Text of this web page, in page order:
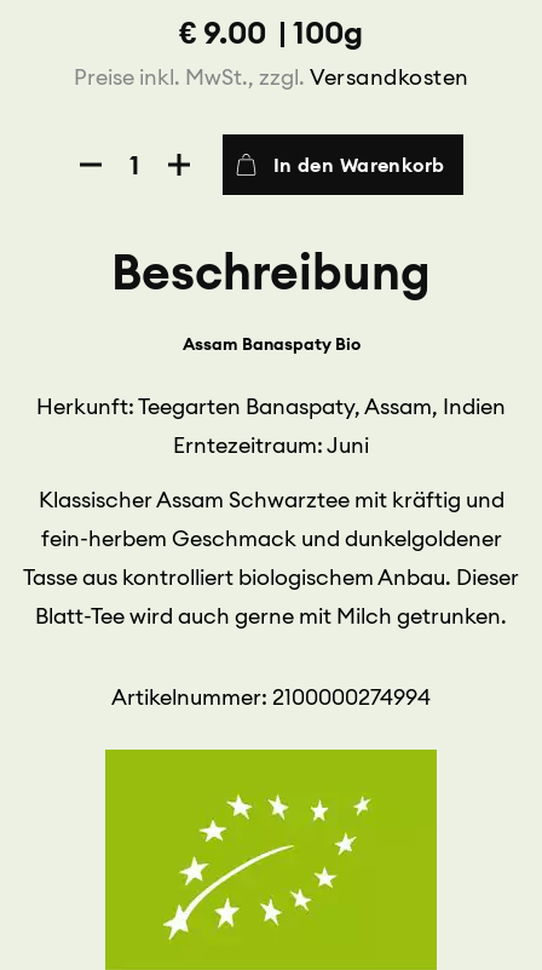
€ 9.00 | 100g
Preise inkl. MwSt., zzgl. Versandkosten
Banaspaty
In den Warenkorb
Beschreibung
Assam Banaspaty Bio
Herkunft: Teegarten Banaspaty, Assam, Indien
Erntezeitraum: Juni
Klassischer Assam Schwarztee mit kräftig und
fein-herbem Geschmack und dunkelgoldener
Tasse aus kontrolliert biologischem Anbau. Dieser
Blatt-Tee wird auch gerne mit Milch getrunken.
Artikelnummer: 2100000274994